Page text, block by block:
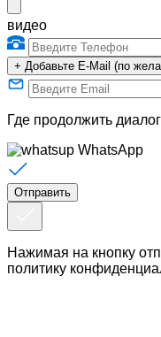
видео
+ Добавьте E-Mail (по
Где продолжить диалог
WhatsApp
Нажимая на кнопку
политику